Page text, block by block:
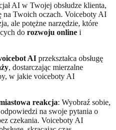
AI w Twojej obsłudze klienta,
na Twoich oczach. Voiceboty AI
ale potężne narzędzie, które
do rozwoju online i
AI przekształca obsługę
, dostarczając mierzalne
w jakie voiceboty AI
reakcja: Wyobraź sobie,
na swoje pytania o
czekania. Voiceboty AI